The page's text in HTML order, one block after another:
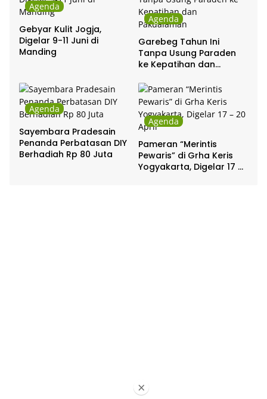
Agenda
Gebyar Kulit Jogja,
Digelar 9-11 Juni di
Manding
Agenda
Garebeg Tahun Ini
Tanpa Usung Paraden
ke Kepatihan dan
Agenda
Sayembara Pradesain
Penanda Perbatasan DIY
Berhadiah Rp 80 Juta
Agenda
Pameran “Merintis
Pewaris” di Grha Keris
Yogyakarta, Digelar 17 –
×